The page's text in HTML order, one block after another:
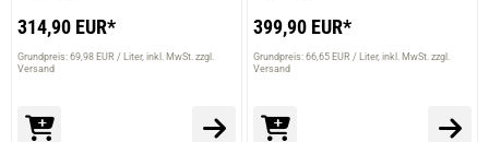
314,90 EUR*
Grundpreis: 69,98 EUR / Liter inkl. MwSt. zzgl.
Versand
399,90 EUR*
Grundpreis: 66,65 EUR / Liter inkl. MwSt. zzgl.
Versand